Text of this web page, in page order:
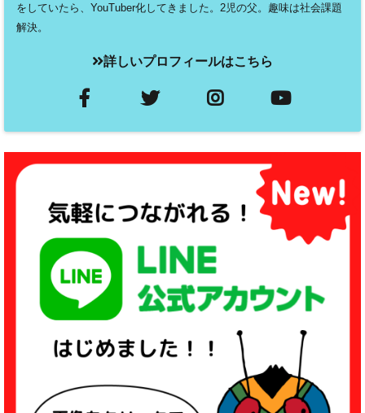
をしていたら、YouTuber化してきました。2児の父。趣味は社会課題
解決。
詳しいプロフィールはこちら